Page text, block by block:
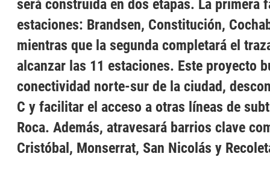
será construida en dos etapas. La primera
estaciones: Brandsen, Constitución,
mientras que la segunda completará el
alcanzar las 11 estaciones. Este proyecto
conectividad norte-sur de la ciudad,
C y facilitar el acceso a otras líneas de
Roca. Además, atravesará barrios clave
Cristóbal, Monserrat, San Nicolás y